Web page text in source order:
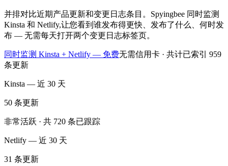
并排对比近期产品更新和变更日志条目。Spyingbee 同时监测
Kinsta 和 Netlify,让您看到谁发布得更快、发布了什么、何时发
布 — 无需每天打开两个变更日志标签页。
同时监测 Kinsta + Netlify — 免费无需信用卡 · 共计已索引 959
条更新
Kinsta — 近 30 天
50 条更新
非常活跃 · 共 720 条已跟踪
Netlify — 近 30 天
31 条更新